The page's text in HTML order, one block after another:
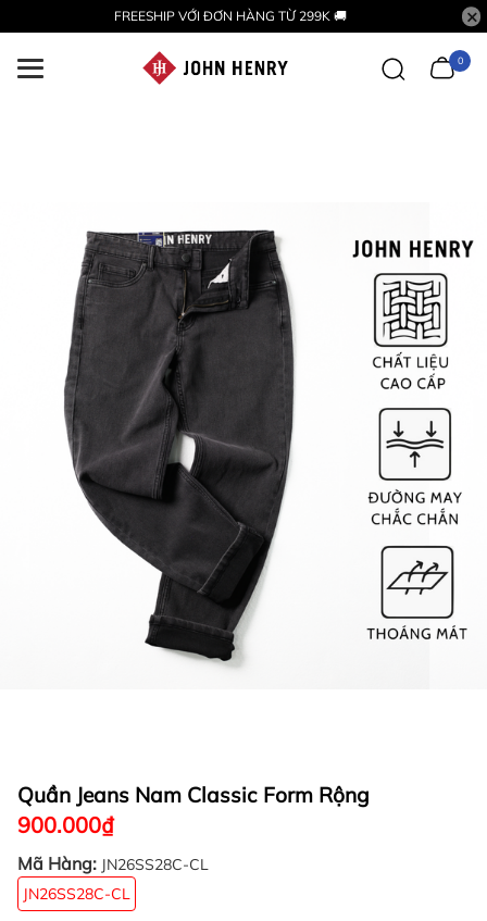
FREESHIP VỚI ĐƠN HÀNG TỪ 299K 🚚
0
Quần Jeans Nam Classic Form Rộng
900.000₫
Mã Hàng: JN26SS28C-CL
JN26SS28C-CL